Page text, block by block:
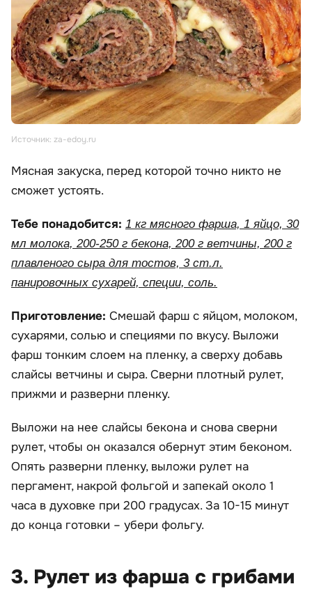
Источник: za-edoy.ru
Мясная закуска, перед которой точно никто не
сможет устоять.
Тебе понадобится: 1 кг мясного фарша, 1 яйцо, 30
мл молока, 200-250 г бекона, 200 г ветчины, 200 г
плавленого сыра для тостов, 3 ст.л.
панировочных сухарей, специи, соль.
Приготовление: Смешай фарш с яйцом, молоком,
сухарями, солью и специями по вкусу. Выложи
фарш тонким слоем на пленку, а сверху добавь
слайсы ветчины и сыра. Сверни плотный рулет,
прижми и разверни пленку.
Выложи на нее слайсы бекона и снова сверни
рулет, чтобы он оказался обернут этим беконом.
Опять разверни пленку, выложи рулет на
пергамент, накрой фольгой и запекай около 1
часа в духовке при 200 градусах. За 10-15 минут
до конца готовки – убери фольгу.
3. Рулет из фарша с грибами